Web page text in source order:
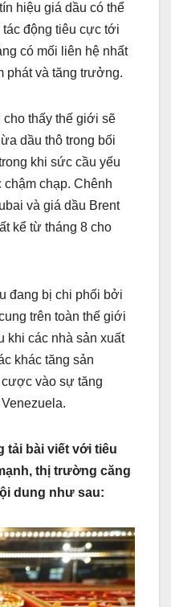
hiệu giá dầu có thể
động tiêu cực tới
có mối liên hệ nhất
phát và tăng trưởng.
cho thấy thế giới sẽ
dầu thô trong bối
khi sức cầu yếu
chạp. Chênh
và giá dầu Brent
kể từ tháng 8 cho
đang bị chi phối bởi
trên toàn thế giới
khi các nhà sản xuất
khác tăng sản
vào sự tăng
tải bài viết với tiêu
thị trường căng
dung như sau: